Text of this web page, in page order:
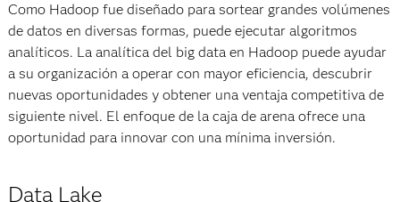
Como Hadoop fue diseñado para sortear grandes volúmenes
de datos en diversas formas, puede ejecutar algoritmos
analíticos. La analítica del big data en Hadoop puede ayudar
a su organización a operar con mayor eficiencia, descubrir
nuevas oportunidades y obtener una ventaja competitiva de
siguiente nivel. El enfoque de la caja de arena ofrece una
oportunidad para innovar con una mínima inversión.
Data Lake